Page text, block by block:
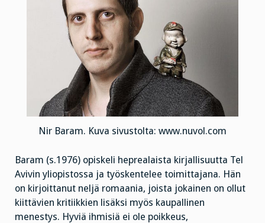
Nir Baram. Kuva sivustolta: www.nuvol.com
Baram (s.1976) opiskeli heprealaista kirjallisuutta Tel
Avivin yliopistossa ja työskentelee toimittajana. Hän
on kirjoittanut neljä romaania, joista jokainen on ollut
kiittävien kritiikkien lisäksi myös kaupallinen
menestys. Hyviä ihmisiä ei ole poikkeus,